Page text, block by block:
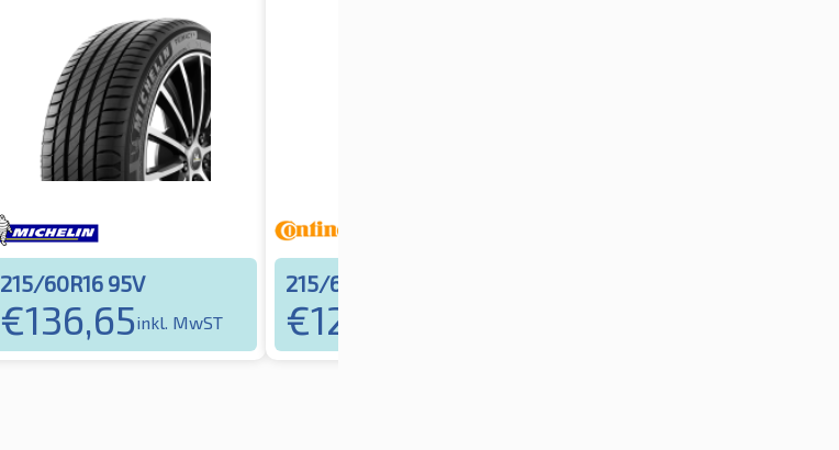
215/60R16 95V
€136,65inkl. MwST
215/60R16 95V
€127,83